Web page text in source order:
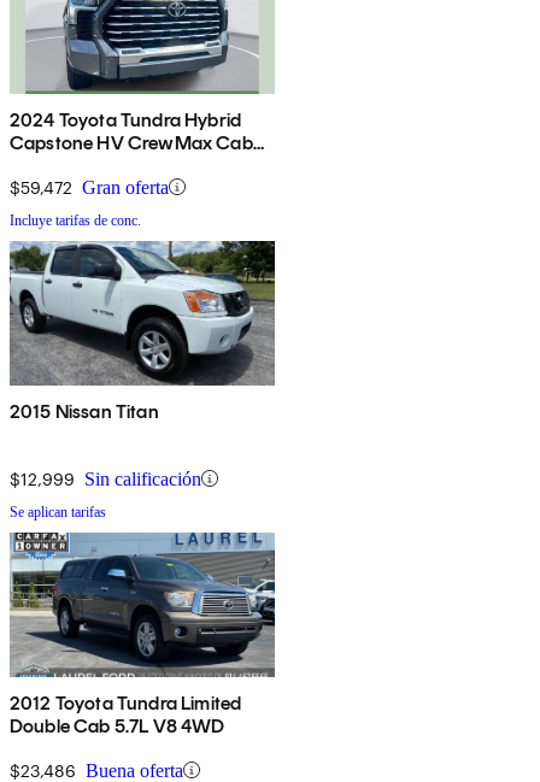
2024 Toyota Tundra Hybrid
Capstone HV CrewMax Cab
$59,472 Gran oferta
Incluye tarifas de conc.
2015 Nissan Titan
$12,999 Sin calificación
Se aplican tarifas
2012 Toyota Tundra Limited
Double Cab 5.7L V8 4WD
$23,486 Buena oferta